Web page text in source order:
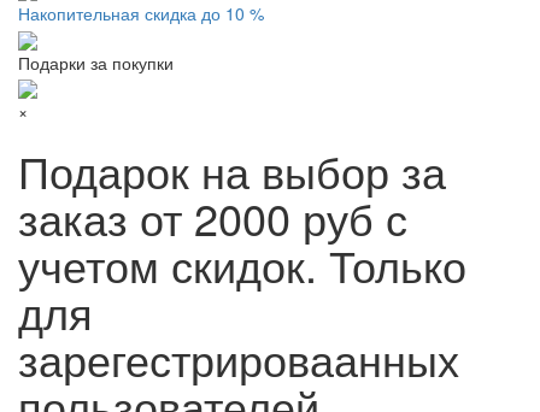
Накопительная скидка до 10 %
Подарки за покупки
×
Подарок на выбор за
заказ от 2000 руб с
учетом скидок. Только
для
зарегестрироваанных